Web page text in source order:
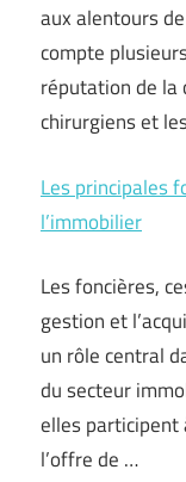
aux alentours
compte
réputation de la
chirurgiens et
Les principales
l’immobilier
Les foncières,
gestion et
un rôle central
du secteur
elles participent
l’offre de …